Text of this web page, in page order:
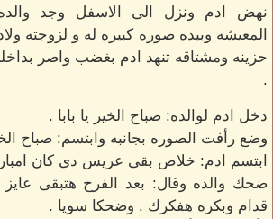
نهض ادم ونزل الى الاسفل وجد
المعيشه وبيده صوره كبيره له و لزوجته
حزينه ومشتاقه تنهد ادم بغضب واصر
.
دخل ادم لوالده: صباح الخير يا بابا .
وضع رأفت الصوره بجانبه وابتسم: صباح
ابتسم ادم: خلاص بقى عريس دى كان
ضحك والده وقال: بعد الفرح هتبقى
قدام وبكره هفكرك . وضحكا سويا .